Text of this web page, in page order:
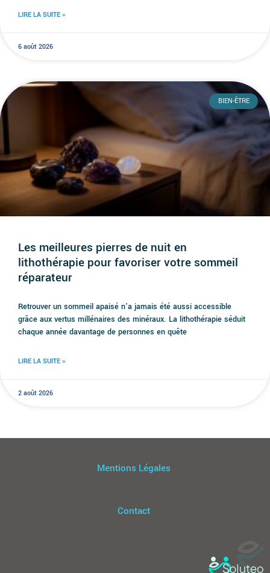
LIRE LA SUITE »
6 août 2026
BIEN-ÊTRE
Les meilleures pierres de nuit en
lithothérapie pour favoriser votre sommeil
réparateur
Retrouver un sommeil apaisé n'a jamais été aussi accessible
grâce aux vertus millénaires des minéraux. La lithothérapie séduit
chaque année davantage de personnes en quête
LIRE LA SUITE »
2 août 2026
Mentions Légales
Contact